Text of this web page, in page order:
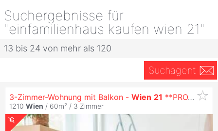
Suchergebnisse für
"einfamilienhaus kaufen wien 21"
13 bis 24 von mehr als 120
Suchagent
3-Zimmer-Wohnung mit Balkon - Wien 21 **PROVISONSFREI**
1210 Wien / 60m² / 3 Zimmer